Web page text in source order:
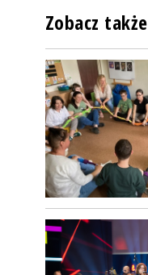
Zobacz także